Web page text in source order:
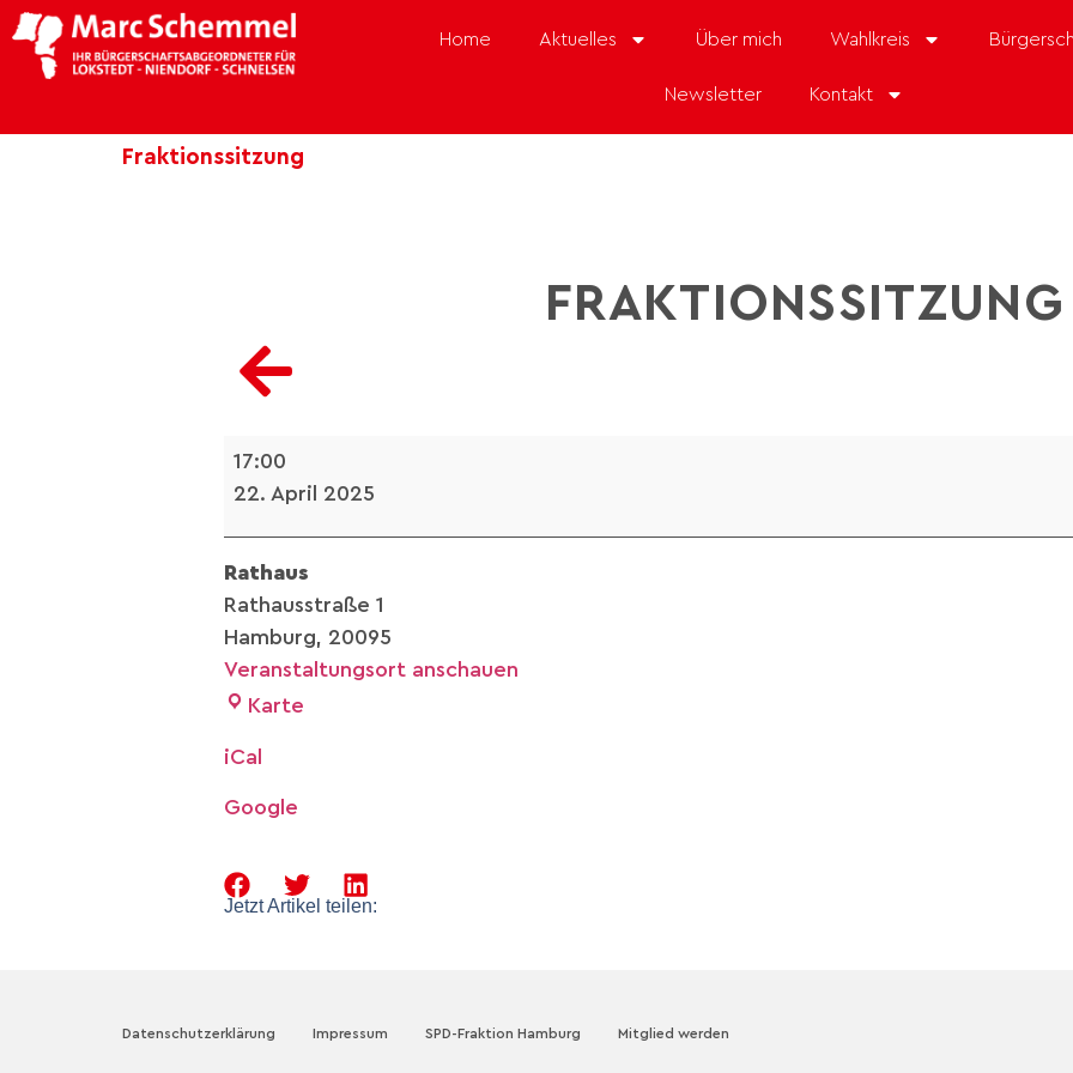
Home Aktuelles Über mich Wahlkreis
Newsletter Kontakt
Fraktionssitzung
FRAKTIONSSITZUNG
17:00
22. April 2025
Rathaus
Rathausstraße 1
Hamburg, 20095
Veranstaltungsort anschauen
Karte
iCal
Google
Jetzt Artikel teilen:
Datenschutzerklärung Impressum SPD-Fraktion Hamburg Mitglied werden